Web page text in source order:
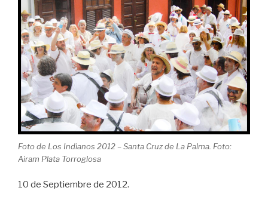
Foto de Los Indianos 2012 – Santa Cruz de La Palma. Foto:
Airam Plata Torroglosa
10 de Septiembre de 2012.